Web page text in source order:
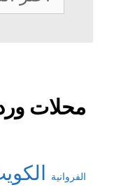
محلات
الفروانية